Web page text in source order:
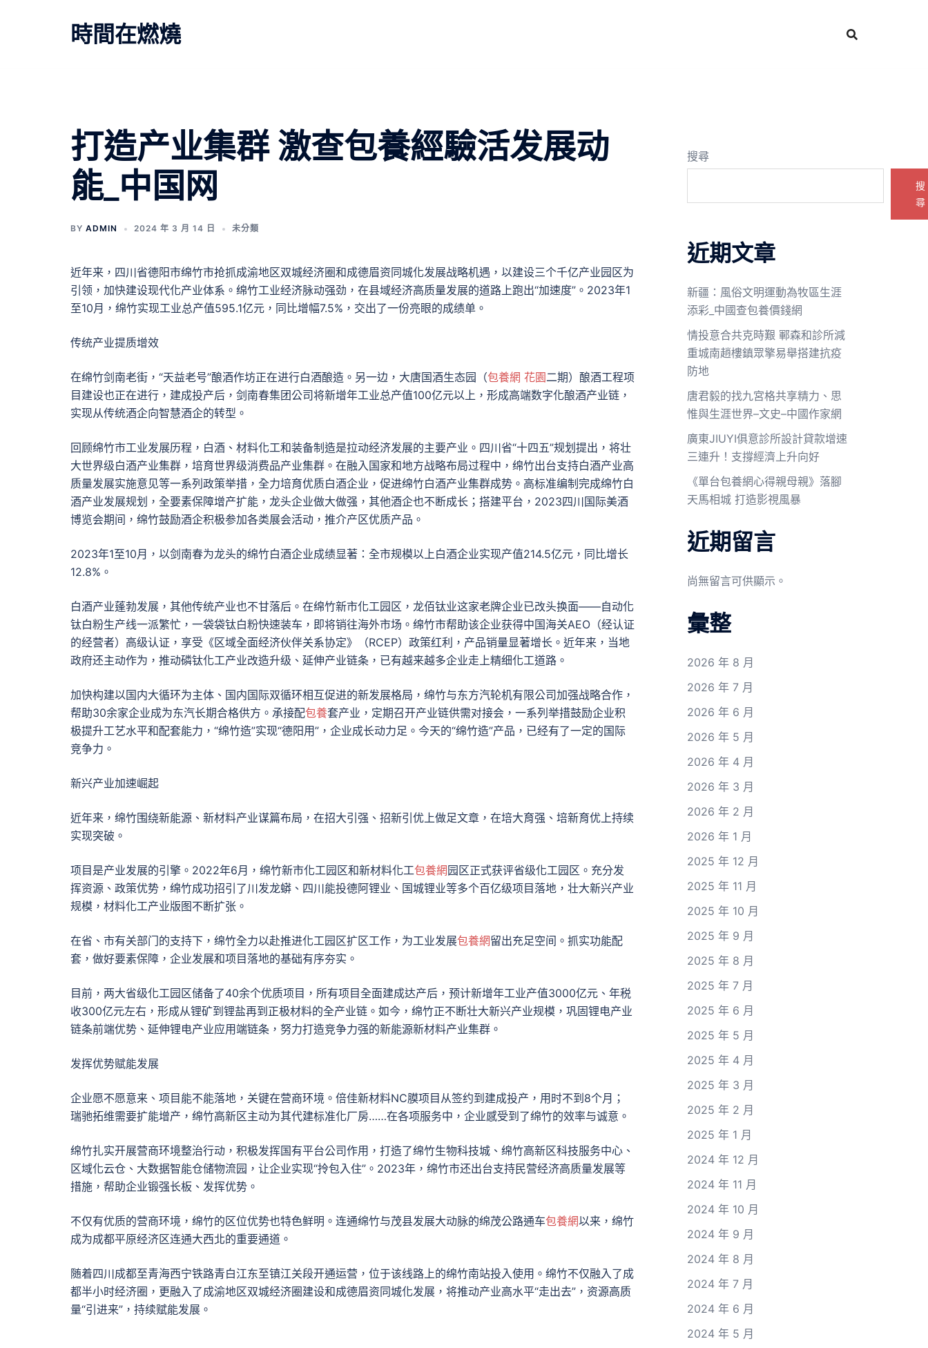
時間在燃燒
打造产业集群 激查包養經驗活发展动
能_中国网
BY ADMIN 2024 年 3 月 14 日 未分類
近年来，四川省德阳市绵竹市抢抓成渝地区双城经济圈和成德眉资同城化发展战略机遇，以建设三个千亿产业园区为
引领，加快建设现代化产业体系。绵竹工业经济脉动强劲，在县域经济高质量发展的道路上跑出“加速度”。2023年1
至10月，绵竹实现工业总产值595.1亿元，同比增幅7.5%，交出了一份亮眼的成绩单。
传统产业提质增效
在绵竹剑南老街，“天益老号”酿酒作坊正在进行白酒酿造。另一边，大唐国酒生态园（包養網 花園二期）酿酒工程项
目建设也正在进行，建成投产后，剑南春集团公司将新增年工业总产值100亿元以上，形成高端数字化酿酒产业链，
实现从传统酒企向智慧酒企的转型。
回顾绵竹市工业发展历程，白酒、材料化工和装备制造是拉动经济发展的主要产业。四川省“十四五”规划提出，将壮
大世界级白酒产业集群，培育世界级消费品产业集群。在融入国家和地方战略布局过程中，绵竹出台支持白酒产业高
质量发展实施意见等一系列政策举措，全力培育优质白酒企业，促进绵竹白酒产业集群成势。高标准编制完成绵竹白
酒产业发展规划，全要素保障增产扩能，龙头企业做大做强，其他酒企也不断成长；搭建平台，2023四川国际美酒
博览会期间，绵竹鼓励酒企积极参加各类展会活动，推介产区优质产品。
2023年1至10月，以剑南春为龙头的绵竹白酒企业成绩显著：全市规模以上白酒企业实现产值214.5亿元，同比增长
12.8%。
白酒产业蓬勃发展，其他传统产业也不甘落后。在绵竹新市化工园区，龙佰钛业这家老牌企业已改头换面——自动化
钛白粉生产线一派繁忙，一袋袋钛白粉快速装车，即将销往海外市场。绵竹市帮助该企业获得中国海关AEO（经认证
的经营者）高级认证，享受《区域全面经济伙伴关系协定》（RCEP）政策红利，产品销量显著增长。近年来，当地
政府还主动作为，推动磷钛化工产业改造升级、延伸产业链条，已有越来越多企业走上精细化工道路。
加快构建以国内大循环为主体、国内国际双循环相互促进的新发展格局，绵竹与东方汽轮机有限公司加强战略合作，
帮助30余家企业成为东汽长期合格供方。承接配包養套产业，定期召开产业链供需对接会，一系列举措鼓励企业积
极提升工艺水平和配套能力，“绵竹造”实现“德阳用”，企业成长动力足。今天的“绵竹造”产品，已经有了一定的国际
竞争力。
新兴产业加速崛起
近年来，绵竹围绕新能源、新材料产业谋篇布局，在招大引强、招新引优上做足文章，在培大育强、培新育优上持续
实现突破。
项目是产业发展的引擎。2022年6月，绵竹新市化工园区和新材料化工包養網 园区正式获评省级化工园区。充分发
挥资源、政策优势，绵竹成功招引了川发龙蟒、四川能投德阿锂业、国城锂业等多个百亿级项目落地，壮大新兴产业
规模，材料化工产业版图不断扩张。
在省、市有关部门的支持下，绵竹全力以赴推进化工园区扩区工作，为工业发展包養網留出充足空间。抓实功能配
套，做好要素保障，企业发展和项目落地的基础有序夯实。
目前，两大省级化工园区储备了40余个优质项目，所有项目全面建成达产后，预计新增年工业产值3000亿元、年税
收300亿元左右，形成从锂矿到锂盐再到正极材料的全产业链。如今，绵竹正不断壮大新兴产业规模，巩固锂电产业
链条前端优势、延伸锂电产业应用端链条，努力打造竞争力强的新能源新材料产业集群。
发挥优势赋能发展
企业愿不愿意来、项目能不能落地，关键在营商环境。倍佳新材料NC膜项目从签约到建成投产，用时不到8个月；
瑞驰拓维需要扩能增产，绵竹高新区主动为其代建标准化厂房……在各项服务中，企业感受到了绵竹的效率与诚意。
绵竹扎实开展营商环境整治行动，积极发挥国有平台公司作用，打造了绵竹生物科技城、绵竹高新区科技服务中心、
区域化云仓、大数据智能仓储物流园，让企业实现“拎包入住”。2023年，绵竹市还出台支持民营经济高质量发展等
措施，帮助企业锻强长板、发挥优势。
不仅有优质的营商环境，绵竹的区位优势也特色鲜明。连通绵竹与茂县发展大动脉的绵茂公路通车包養網以来，绵竹
成为成都平原经济区连通大西北的重要通道。
随着四川成都至青海西宁铁路青白江东至镇江关段开通运营，位于该线路上的绵竹南站投入使用。绵竹不仅融入了成
都半小时经济圈，更融入了成渝地区双城经济圈建设和成德眉资同城化发展，将推动产业高水平“走出去”，资源高质
量“引进来”，持续赋能发展。
搜尋
搜
尋
近期文章
新疆：風俗文明運動為牧區生涯
添彩_中國查包養價錢網
情投意合共克時艱 鄆森和診所減
重城南趙樓鎮眾擎易舉搭建抗疫
防地
唐君毅的找九宮格共享精力、思
惟與生涯世界–文史–中國作家網
廣東JIUYI俱意診所設計貸款增速
三連升！支撐經濟上升向好
《單台包養網心得親母親》落腳
天馬相城 打造影視風暴
近期留言
尚無留言可供顯示。
彙整
2026 年 8 月
2026 年 7 月
2026 年 6 月
2026 年 5 月
2026 年 4 月
2026 年 3 月
2026 年 2 月
2026 年 1 月
2025 年 12 月
2025 年 11 月
2025 年 10 月
2025 年 9 月
2025 年 8 月
2025 年 7 月
2025 年 6 月
2025 年 5 月
2025 年 4 月
2025 年 3 月
2025 年 2 月
2025 年 1 月
2024 年 12 月
2024 年 11 月
2024 年 10 月
2024 年 9 月
2024 年 8 月
2024 年 7 月
2024 年 6 月
2024 年 5 月